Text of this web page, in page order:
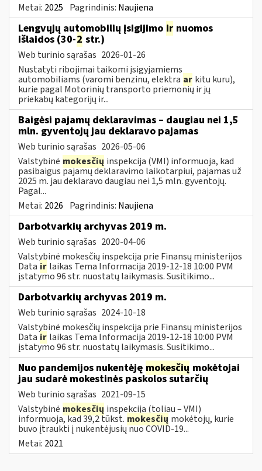
Metai: 2025 Pagrindinis: Naujiena
Lengvųjų automobilių įsigijimo ir nuomos
išlaidos (30-2 str.)
Web turinio sąrašas 2026-01-26
Nustatyti ribojimai taikomi įsigyjamiems
automobiliams (varomi benzinu, elektra ar kitu kuru),
kurie pagal Motorinių transporto priemonių ir jų
priekabų kategorijų ir...
Baigėsi pajamų deklaravimas – daugiau nei 1,5
mln. gyventojų jau deklaravo pajamas
Web turinio sąrašas 2026-05-06
Valstybinė mokesčių inspekcija (VMI) informuoja, kad
pasibaigus pajamų deklaravimo laikotarpiui, pajamas už
2025 m. jau deklaravo daugiau nei 1,5 mln. gyventojų.
Pagal...
Metai: 2026 Pagrindinis: Naujiena
Darbotvarkių archyvas 2019 m.
Web turinio sąrašas 2020-04-06
Valstybinė mokesčių inspekcija prie Finansų ministerijos
Data ir laikas Tema Informacija 2019-12-18 10:00 PVM
įstatymo 96 str. nuostatų laikymasis. Susitikimo...
Darbotvarkių archyvas 2019 m.
Web turinio sąrašas 2024-10-18
Valstybinė mokesčių inspekcija prie Finansų ministerijos
Data ir laikas Tema Informacija 2019-12-18 10:00 PVM
įstatymo 96 str. nuostatų laikymasis. Susitikimo...
Nuo pandemijos nukentėję mokesčių mokėtojai
jau sudarė mokestinės paskolos sutarčių
Web turinio sąrašas 2021-09-15
Valstybinė mokesčių inspekcija (toliau – VMI)
informuoja, kad 39,2 tūkst. mokesčių mokėtojų, kurie
buvo įtraukti į nukentėjusių nuo COVID-19...
Metai: 2021